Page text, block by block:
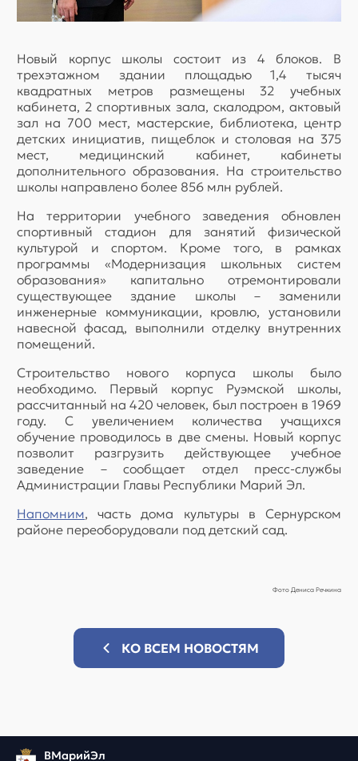
Новый корпус школы состоит из 4 блоков. В
трехэтажном здании площадью 1,4 тысяч
квадратных метров размещены 32 учебных
кабинета, 2 спортивных зала, скалодром, актовый
зал на 700 мест, мастерские, библиотека, центр
детских инициатив, пищеблок и столовая на 375
мест, медицинский кабинет, кабинеты
дополнительного образования. На строительство
школы направлено более 856 млн рублей.
На территории учебного заведения обновлен
спортивный стадион для занятий физической
культурой и спортом. Кроме того, в рамках
программы «Модернизация школьных систем
образования» капитально отремонтировали
существующее здание школы – заменили
инженерные коммуникации, кровлю, установили
навесной фасад, выполнили отделку внутренних
помещений.
Строительство нового корпуса школы было
необходимо. Первый корпус Руэмской школы,
рассчитанный на 420 человек, был построен в 1969
году. С увеличением количества учащихся
обучение проводилось в две смены. Новый корпус
позволит разгрузить действующее учебное
заведение – сообщает отдел пресс-службы
Администрации Главы Республики Марий Эл.
Напомним, часть дома культуры в Сернурском
районе переоборудовали под детский сад.
Фото Дениса Речкина
КО ВСЕМ НОВОСТЯМ
ВМарийЭл